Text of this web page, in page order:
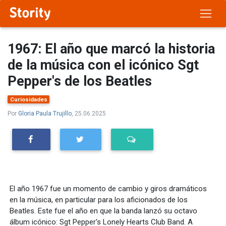
1967: El año que marcó la historia
de la música con el icónico Sgt
Pepper's de los Beatles
Curiosidades
Por Gloria Paula Trujillo , 25.06.2025
El año 1967 fue un momento de cambio y giros dramáticos
en la música, en particular para los aficionados de los
Beatles. Este fue el año en que la banda lanzó su octavo
álbum icónico: Sgt Pepper's Lonely Hearts Club Band. A